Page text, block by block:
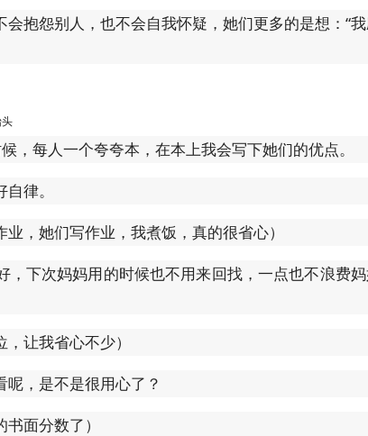
抱怨别人，也不会自我怀疑，她们更多的是想：“
，每人一个夸夸本，在本上我会写下她们的优点。
律。
，她们写作业，我煮饭，真的很省心）
下次妈妈用的时候也不用来回找，一点也不浪费
让我省心不少）
，是不是很用心了？
面分数了）